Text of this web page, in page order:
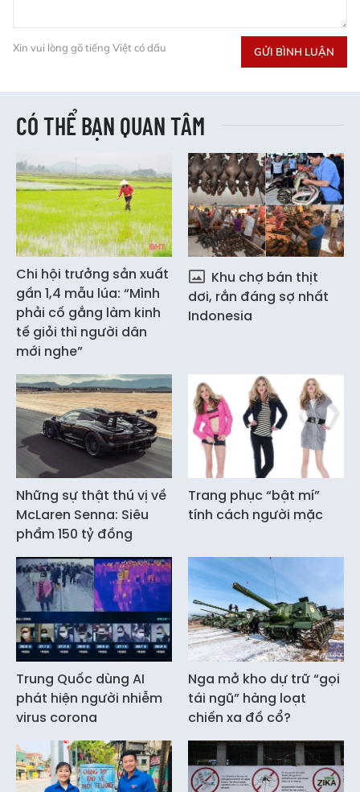
Xin vui lòng gõ tiếng Việt có dấu GỬI BÌNH LUẬN
CÓ THỂ BẠN QUAN TÂM
Chi hội trưởng sản xuất
gần 1,4 mẫu lúa: “Mình
phải cố gắng làm kinh
tế giỏi thì người dân
mới nghe”
Khu chợ bán thịt
dơi, rắn đáng sợ nhất
Indonesia
Những sự thật thú vị về
McLaren Senna: Siêu
phẩm 150 tỷ đồng
Trang phục “bật mí”
tính cách người mặc
Trung Quốc dùng AI
phát hiện người nhiễm
virus corona
Nga mở kho dự trữ “gọi
tái ngũ” hàng loạt
chiến xa đồ cổ?